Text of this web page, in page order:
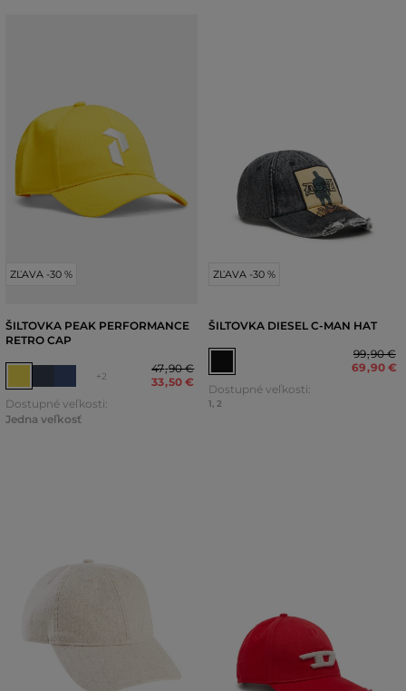
ZĽAVA -30 %
ŠILTOVKA PEAK PERFORMANCE
RETRO CAP
+2
47,90 €
33,50 €
Dostupné veľkosti:
Jedna veľkosť
ZĽAVA -30 %
ŠILTOVKA DIESEL C-MAN HAT
99,90 €
69,90 €
Dostupné veľkosti:
1, 2